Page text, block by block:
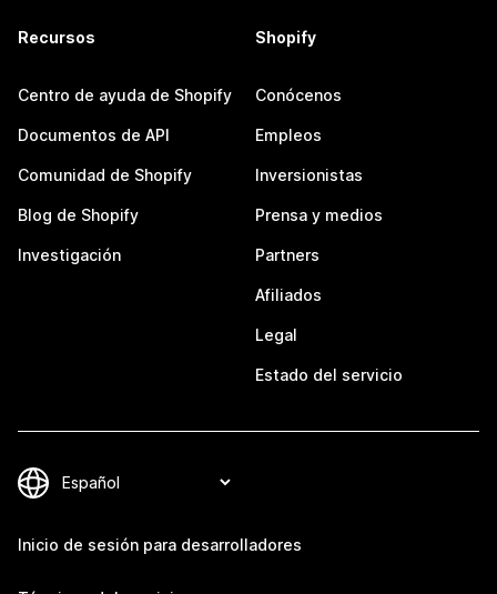
Recursos
Centro de ayuda de Shopify
Documentos de API
Comunidad de Shopify
Blog de Shopify
Investigación
Shopify
Conócenos
Empleos
Inversionistas
Prensa y medios
Partners
Afiliados
Legal
Estado del servicio
Inicio de sesión para desarrolladores